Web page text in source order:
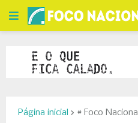
Página inicial # Foco Nacional